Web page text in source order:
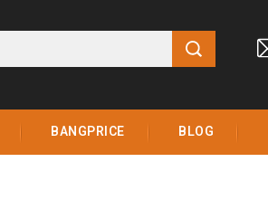
BANGPRICE BLOG